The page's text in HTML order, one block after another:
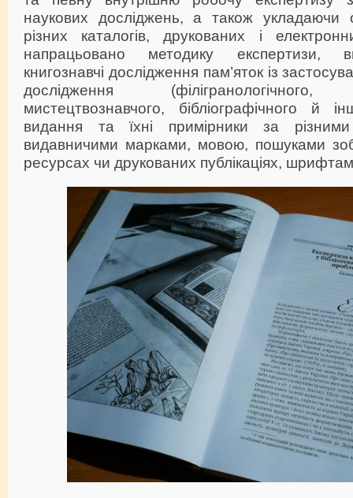
наукових досліджень, а також укладаючи
різних каталогів, друкованих і
напрацьовано методику експертизи,
книгознавчі дослідження пам’яток із
дослідження (філігранологічного,
мистецтвознавчого, бібліографічного й
видання та їхні примірники за
видавничими марками, мовою, пошуками
ресурсах чи друкованих публікаціях,